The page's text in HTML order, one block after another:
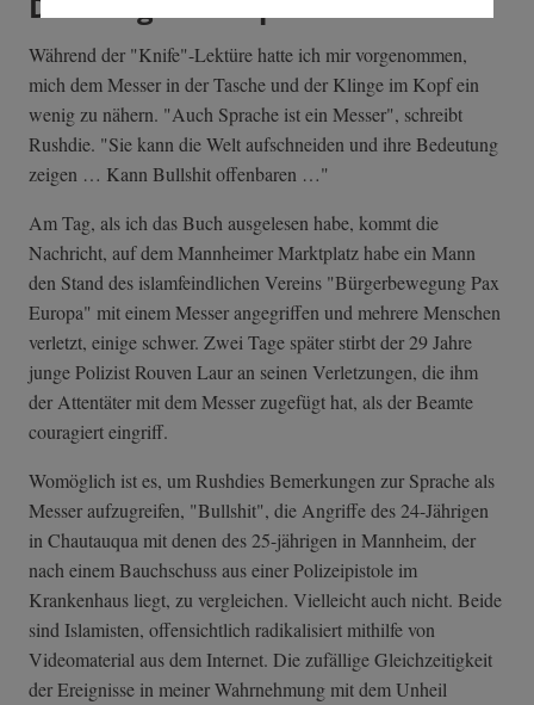
Während der "Knife"-Lektüre hatte ich mir vorgenommen,
mich dem Messer in der Tasche und der Klinge im Kopf ein
wenig zu nähern. "Auch Sprache ist ein Messer", schreibt
Rushdie. "Sie kann die Welt aufschneiden und ihre Bedeutung
zeigen … Kann Bullshit offenbaren …"
Am Tag, als ich das Buch ausgelesen habe, kommt die
Nachricht, auf dem Mannheimer Marktplatz habe ein Mann
den Stand des islamfeindlichen Vereins "Bürgerbewegung Pax
Europa" mit einem Messer angegriffen und mehrere Menschen
verletzt, einige schwer. Zwei Tage später stirbt der 29 Jahre
junge Polizist Rouven Laur an seinen Verletzungen, die ihm
der Attentäter mit dem Messer zugefügt hat, als der Beamte
couragiert eingriff.
Womöglich ist es, um Rushdies Bemerkungen zur Sprache als
Messer aufzugreifen, "Bullshit", die Angriffe des 24-Jährigen
in Chautauqua mit denen des 25-jährigen in Mannheim, der
nach einem Bauchschuss aus einer Polizeipistole im
Krankenhaus liegt, zu vergleichen. Vielleicht auch nicht. Beide
sind Islamisten, offensichtlich radikalisiert mithilfe von
Videomaterial aus dem Internet. Die zufällige Gleichzeitigkeit
der Ereignisse in meiner Wahrnehmung mit dem Unheil